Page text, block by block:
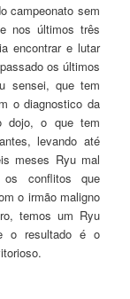
campeonato sem
nos últimos três
encontrar e lutar
os últimos
sensei, que tem
o diagnostico da
dojo, o que tem
levando até
meses Ryu mal
conflitos que
o irmão maligno
temos um Ryu
o resultado é o